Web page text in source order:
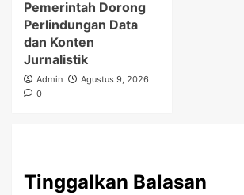
Pemerintah Dorong
Perlindungan Data
dan Konten
Jurnalistik
Admin
Agustus 9, 2026
0
Tinggalkan Balasan